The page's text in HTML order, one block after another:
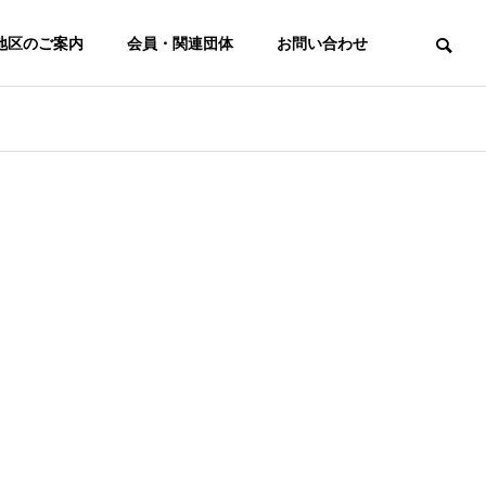
区のご案内 会員・関連団体 お問い合わせ